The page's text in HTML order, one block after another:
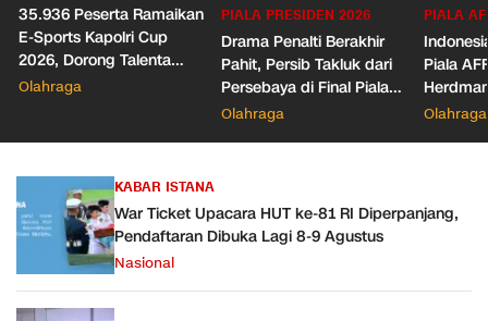
35.936 Peserta Ramaikan
E-Sports Kapolri Cup
2026, Dorong Talenta
Digital dan Keamanan
Olahraga
PIALA PRESIDEN 2026
Drama Penalti Berakhir
Pahit, Persib Takluk dari
Persebaya di Final Piala
Presiden 2026
Olahraga
PIALA
Piala
Wasit
Olahraga
KABAR ISTANA
War Ticket Upacara HUT ke-81 RI Diperpanjang,
Pendaftaran Dibuka Lagi 8-9 Agustus
Nasional